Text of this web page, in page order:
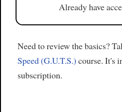
Already have
Need to review the basics?
Speed (G.U.T.S.) course. It's
subscription.